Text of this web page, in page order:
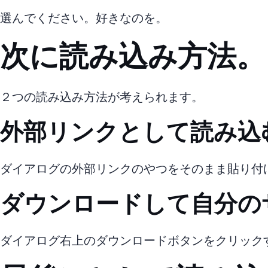
選んでください。好きなのを。
次に読み込み方法。
２つの読み込み方法が考えられます。
1.外部リンクとして読み込
ダイアログの外部リンクのやつをそのまま貼り付け
2.ダウンロードして自分
ダイアログ右上のダウンロードボタンをクリック